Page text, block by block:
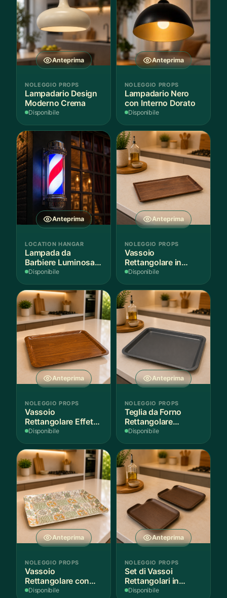
Anteprima
NOLEGGIO PROPS
Lampadario Design
Moderno Crema
Disponibile
Anteprima
NOLEGGIO PROPS
Lampadario Nero
con Interno Dorato
Disponibile
Anteprima
LOCATION HANGAR
Lampada da
Barbiere Luminosa
Rotante
Disponibile
Anteprima
NOLEGGIO PROPS
Vassoio
Rettangolare in
Legno Scuro
Disponibile
Anteprima
NOLEGGIO PROPS
Vassoio
Rettangolare Effetto
Legno
Disponibile
Anteprima
NOLEGGIO PROPS
Teglia da Forno
Rettangolare
Antiaderente
Disponibile
Anteprima
NOLEGGIO PROPS
Vassoio
Rettangolare con
Fantasia
Disponibile
Anteprima
NOLEGGIO PROPS
Set di Vassoi
Rettangolari in
Finitura Legno
Disponibile